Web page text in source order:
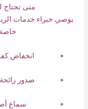
متى
يوصي خبراء خدمات
خاصة
انخفاض
صدور
سماع